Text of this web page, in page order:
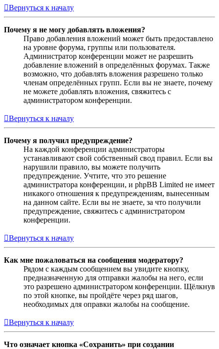
Вернуться к началу
Почему я не могу добавлять вложения?
Право добавления вложений может быть предоставлено
на уровне форума, группы или пользователя.
Администратор конференции может не разрешить
добавление вложений в определённых форумах. Также
возможно, что добавлять вложения разрешено только
членам определённых групп. Если вы не знаете, почему
не можете добавлять вложения, свяжитесь с
администратором конференции.
Вернуться к началу
Почему я получил предупреждение?
На каждой конференции администраторы
устанавливают свой собственный свод правил. Если вы
нарушили правило, вы можете получить
предупреждение. Учтите, что это решение
администратора конференции, и phpBB Limited не имеет
никакого отношения к предупреждениям, вынесенным
на данном сайте. Если вы не знаете, за что получили
предупреждение, свяжитесь с администратором
конференции.
Вернуться к началу
Как мне пожаловаться на сообщения модератору?
Рядом с каждым сообщением вы увидите кнопку,
предназначенную для отправки жалобы на него, если
это разрешено администратором конференции. Щёлкнув
по этой кнопке, вы пройдёте через ряд шагов,
необходимых для оправки жалобы на сообщение.
Вернуться к началу
Что означает кнопка «Сохранить» при создании